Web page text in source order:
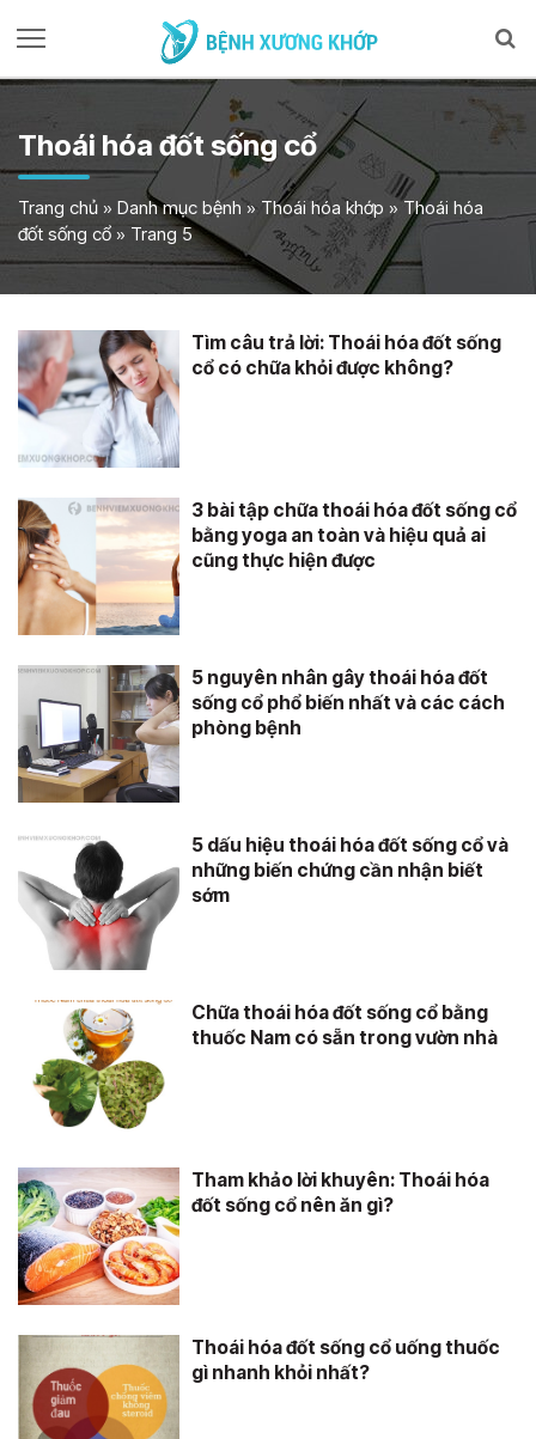
Thoái hóa đốt sống cổ
Trang chủ » Danh mục bệnh» Thoái hóa khớp »Thoái hóa
đốt sống cổ » Trang 5
Tìm câu trả lời: Thoái hóa đốt sống
cổ có chữa khỏi được không?
3 bài tập chữa thoái hóa đốt sống cổ
bằng yoga an toàn và hiệu quả ai
cũng thực hiện được
5 nguyên nhân gây thoái hóa đốt
sống cổ phổ biến nhất và các cách
phòng bệnh
5 dấu hiệu thoái hóa đốt sống cổ và
những biến chứng cần nhận biết
sớm
Chữa thoái hóa đốt sống cổ bằng
thuốc Nam có sẵn trong vườn nhà
Tham khảo lời khuyên: Thoái hóa
đốt sống cổ nên ăn gì?
Thoái hóa đốt sống cổ uống thuốc
gì nhanh khỏi nhất?